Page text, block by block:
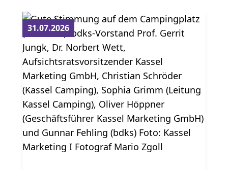
31.07.2026